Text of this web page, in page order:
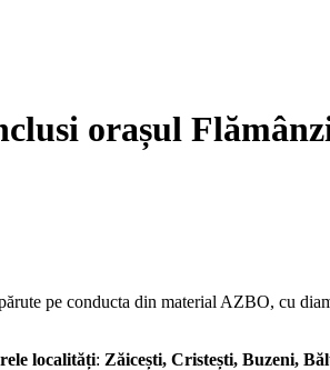
orașul
pe conducta din material AZBO, cu
localități: Zăicești, Cristești, Buzeni,